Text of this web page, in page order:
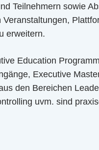
Teilnehmern sowie
erweitern.
Education
Executive
den Bereichen
uvm. sind